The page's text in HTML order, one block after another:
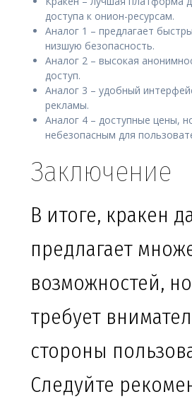
доступа к онион-ресурсам.
Аналог 1 – предлагает
низшую безопасность.
Аналог 2 – высокая
доступ.
Аналог 3 – удобный
рекламы.
Аналог 4 – доступные цены,
небезопасным для
Заключение
В итоге, кракен
предлагает
возможностей,
требует
стороны
Следуйте